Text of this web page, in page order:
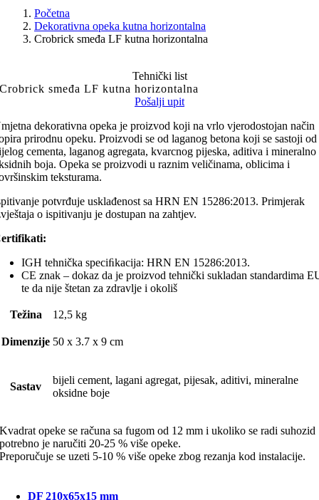
Početna
Dekorativna opeka kutna horizontalna
Crobrick smeđa LF kutna horizontalna
Tehnički list
Crobrick smeđa LF kutna horizontalna
Pošalji upit
dekorativna opeka je proizvod koji na vrlo vjerodostojan način
prirodnu opeku. Proizvodi se od laganog betona koji se sastoji od
cementa, laganog agregata, kvarcnog pijeska, aditiva i mineralno
boja. Opeka se proizvodi u raznim veličinama, oblicima i
teksturama.
potvrđuje usklađenost sa HRN EN 15286:2013. Primjerak
o ispitivanju je dostupan na zahtjev.
IGH tehnička speciﬁkacija: HRN EN 15286:2013.
CE znak – dokaz da je proizvod tehnički sukladan standardima
te da nije štetan za zdravlje i okoliš
Težina 12,5 kg
Dimenzije 50 x 3.7 x 9 cm
Sastav
bijeli cement, lagani agregat, pijesak, aditivi, mineralne
oksidne boje
Kvadrat opeke se računa sa fugom od 12 mm i ukoliko se radi suhozid
potrebno je naručiti 20-25 % više opeke.
Preporučuje se uzeti 5-10 % više opeke zbog rezanja kod instalacije.
DF 210x65x15 mm